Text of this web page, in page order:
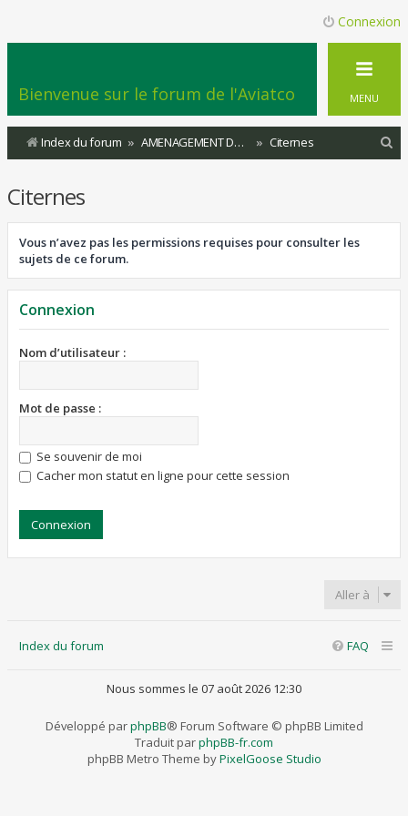
Connexion
Bienvenue sur le forum de l'Aviatco MENU
Index du forum AMENAGEMENT DU TERRITOIRE Citernes
c
Citernes
Vous n’avez pas les permissions requises pour consulter les
sujets de ce forum.
Connexion
Nom d’utilisateur :
Mot de passe :
Se souvenir de moi
Cacher mon statut en ligne pour cette session
Aller à
Index du forum FAQ
Nous sommes le 07 août 2026 12:30
Développé parphpBB® Forum Software © phpBB Limited
Traduit parphpBB-fr.com
phpBB Metro Theme byPixelGoose Studio